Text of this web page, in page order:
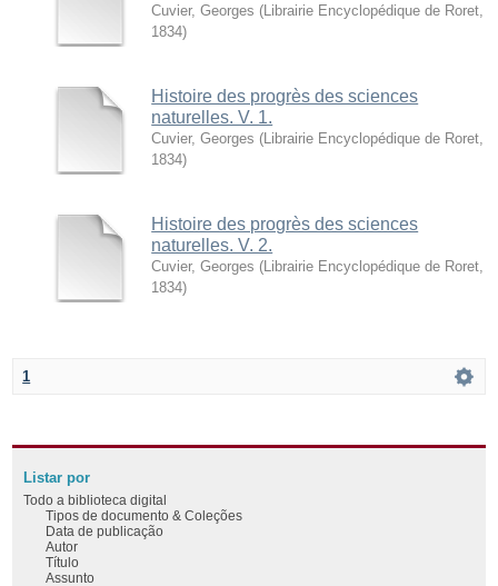
Cuvier, Georges ( Librairie Encyclopédique de Roret
1834)
Histoire des progrès des sciences
naturelles. V. 1.
Cuvier, Georges ( Librairie Encyclopédique de Roret
1834)
Histoire des progrès des sciences
naturelles. V. 2.
Cuvier, Georges ( Librairie Encyclopédique de Roret
1834)
1
Listar por
Todo a biblioteca digital
Tipos de documento & Coleções
Data de publicação
Autor
Título
Assunto